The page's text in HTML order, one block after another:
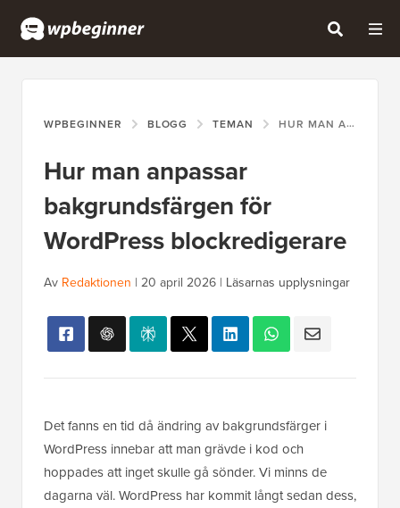
WPBEGINNER BLOGG TEMAN HUR MAN ANPASSAR BAKGRUNDSFÄRGEN FÖR WORDPRESS BLOCKREDIGERARE
Hur man anpassar
bakgrundsfärgen för
WordPress blockredigerare
Av Redaktionen | 20 april 2026 | Läsarnas upplysningar
Det fanns en tid då ändring av bakgrundsfärger i
WordPress innebar att man grävde i kod och
hoppades att inget skulle gå sönder. Vi minns de
dagarna väl. WordPress har kommit långt sedan dess,